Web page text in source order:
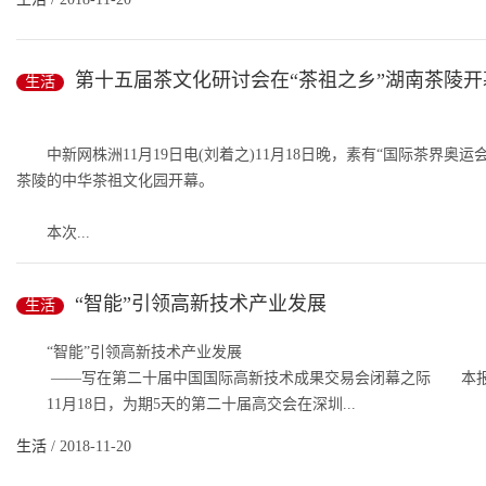
生活 第十五届茶文化研讨会在“茶祖之乡”湖南茶陵
中新网株洲11月19日电(刘着之)11月18日晚，素有“国际茶界奥运
茶陵的中华茶祖文化园开幕。
本次...
生活
“智能”引领高新技术产业发展
“智能”引领高新技术产业发展
——写在第二十届中国国际高新技术成果交易会闭幕之际 本报
11月18日，为期5天的第二十届高交会在深圳...
生活 / 2018-11-20